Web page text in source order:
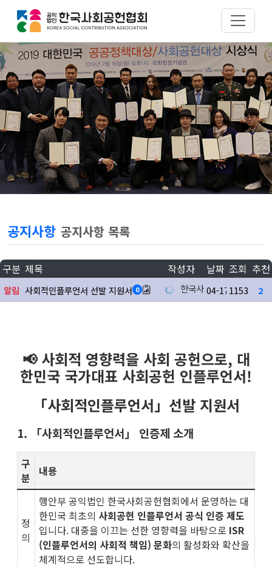
공지사항 공지사항 목록
구분 제목 작성자 날짜 조회 추천
알림 사회적인플루언서 선발 지원서 0 한국사회공헌협회
04-17 1153 2
📢 사회적 영향력을 사회 공헌으로, 대
한민국 국가대표 사회공헌 인플루언서!
「사회적인플루언서」선발 지원서
1. 「사회적인플루언서」 인증제 소개
구
분
내용
정
의
행안부 공익법인 한국사회공헌협회에서 운영하는 대
한민국 최초의 사회공헌 인플루언서 공식 인증 제도
입니다. 대중을 이끄는 선한 영향력을 바탕으로 ISR
(인플루언서의 사회적 책임) 문화의 활성화와 확산을
체계적으로 선도합니다.